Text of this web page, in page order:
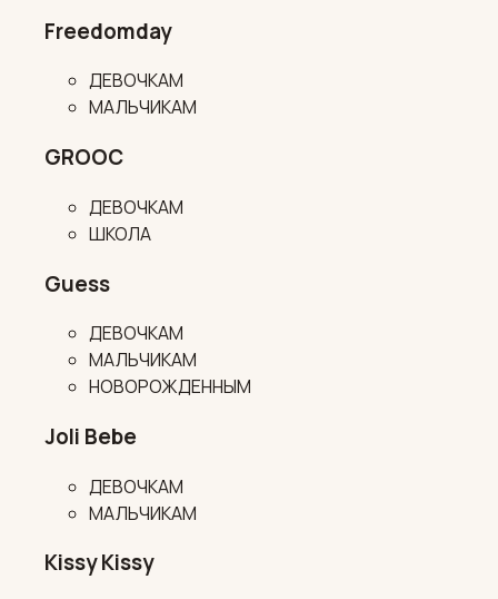
Freedomday
ДЕВОЧКАМ
МАЛЬЧИКАМ
GROOC
ДЕВОЧКАМ
ШКОЛА
Guess
ДЕВОЧКАМ
МАЛЬЧИКАМ
НОВОРОЖДЕННЫМ
Joli Bebe
ДЕВОЧКАМ
МАЛЬЧИКАМ
Kissy Kissy